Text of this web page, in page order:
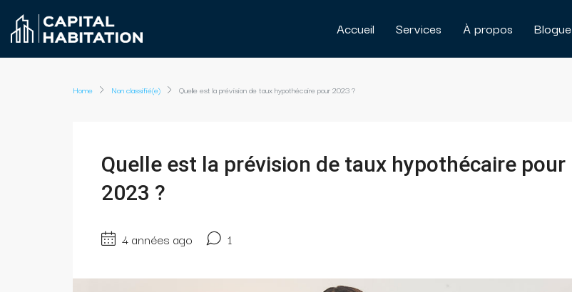
Accueil Services À propos Blogue
Home Non classifié(e) Quelle est la prévision de taux hypothécaire pour 2023 ?
Quelle est la prévision de taux hypothécaire pour
2023 ?
4 années ago 1